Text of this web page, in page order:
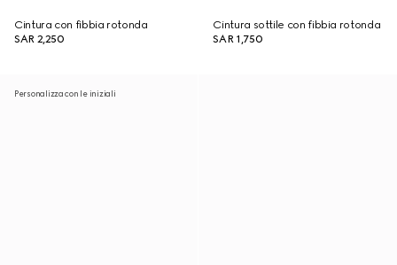
Cintura con fibbia rotonda
SAR 2,250
Cintura sottile con fibbia rotonda
SAR 1,750
Personalizza con le iniziali